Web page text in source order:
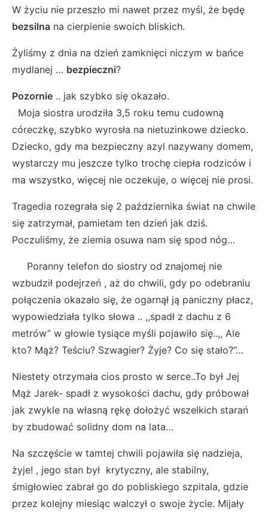
W życiu nie przeszło mi nawet przez myśl, że będę
bezsilna na cierpienie swoich bliskich.
Żyliśmy z dnia na dzień zamknięci niczym w bańce
mydlanej … bezpieczni?
Pozornie .. jak szybko się okazało.
Moja siostra urodziła 3,5 roku temu cudowną
córeczkę, szybko wyrosła na nietuzinkowe dziecko.
Dziecko, gdy ma bezpieczny azyl nazywany domem,
wystarczy mu jeszcze tylko trochę ciepła rodziców i
ma wszystko, więcej nie oczekuje, o więcej nie prosi.
Tragedia rozegrała się 2 października świat na chwile
się zatrzymał, pamietam ten dzień jak dziś.
Poczuliśmy, że ziemia osuwa nam się spod nóg…
Poranny telefon do siostry od znajomej nie
wzbudził podejrzeń , aż do chwili, gdy po odebraniu
połączenia okazało się, że ogarnął ją paniczny płacz,
wypowiedziała tylko słowa .. ,,spadł z dachu z 6
metrów’’ w głowie tysiące myśli pojawiło się..,, Ale
kto? Mąż? Teściu? Szwagier? Żyje? Co się stało?’’…
Niestety otrzymała cios prosto w serce..To był Jej
Mąż Jarek- spadł z wysokości dachu, gdy próbował
jak zwykle na własną rękę dołożyć wszelkich starań
by zbudować solidny dom na lata…
Na szczęście w tamtej chwili pojawiła się nadzieja,
żyje! , jego stan był krytyczny, ale stabilny,
śmigłowiec zabrał go do pobliskiego szpitala, gdzie
przez kolejny miesiąc walczył o swoje życie. Mijały